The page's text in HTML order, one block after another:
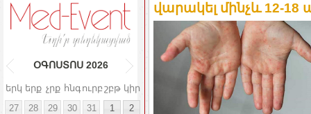
ՕԳՈՍՏՈՍ 2026
երկ երք չրք հնգուրբ շբթ կիր
27
28 29 30 31 1
2
վարակել մինչև 12-18